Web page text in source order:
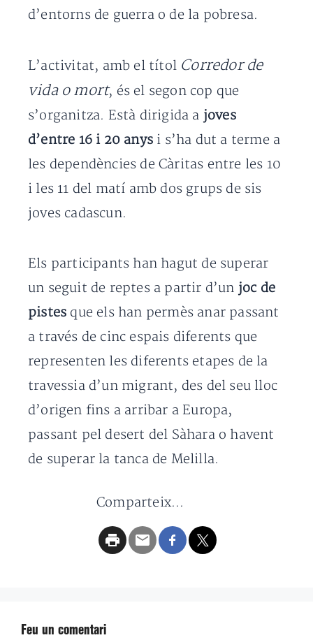
d’entorns de guerra o de la pobresa.
L’activitat, amb el títol Corredor de
vida o mort, és el segon cop que
s’organitza. Està dirigida a joves
d’entre 16 i 20 anys i s’ha dut a terme a
les dependències de Càritas entre les 10
i les 11 del matí amb dos grups de sis
joves cadascun.
Els participants han hagut de superar
un seguit de reptes a partir d’un joc de
pistes que els han permès anar passant
a través de cinc espais diferents que
representen les diferents etapes de la
travessia d’un migrant, des del seu lloc
d’origen fins a arribar a Europa,
passant pel desert del Sàhara o havent
de superar la tanca de Melilla.
Comparteix...
Feu un comentari